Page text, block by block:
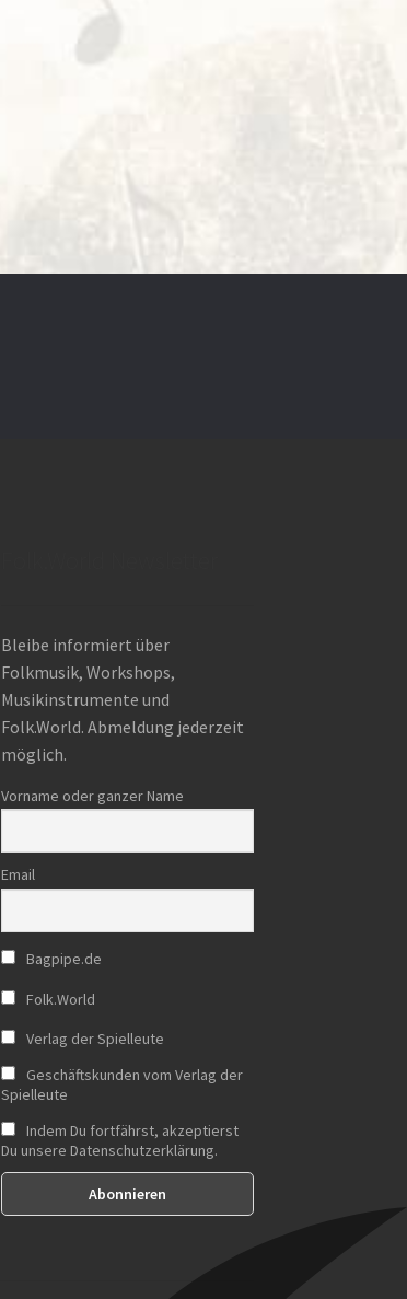
Bleibe informiert über
Folkmusik, Workshops,
Musikinstrumente und
Folk.World. Abmeldung jederzeit
möglich.
Vorname oder ganzer Name
Email
Bagpipe.de
Folk.World
Verlag der Spielleute
Geschäftskunden vom Verlag der
Spielleute
Indem Du fortfährst, akzeptierst
Du unsere Datenschutzerklärung.